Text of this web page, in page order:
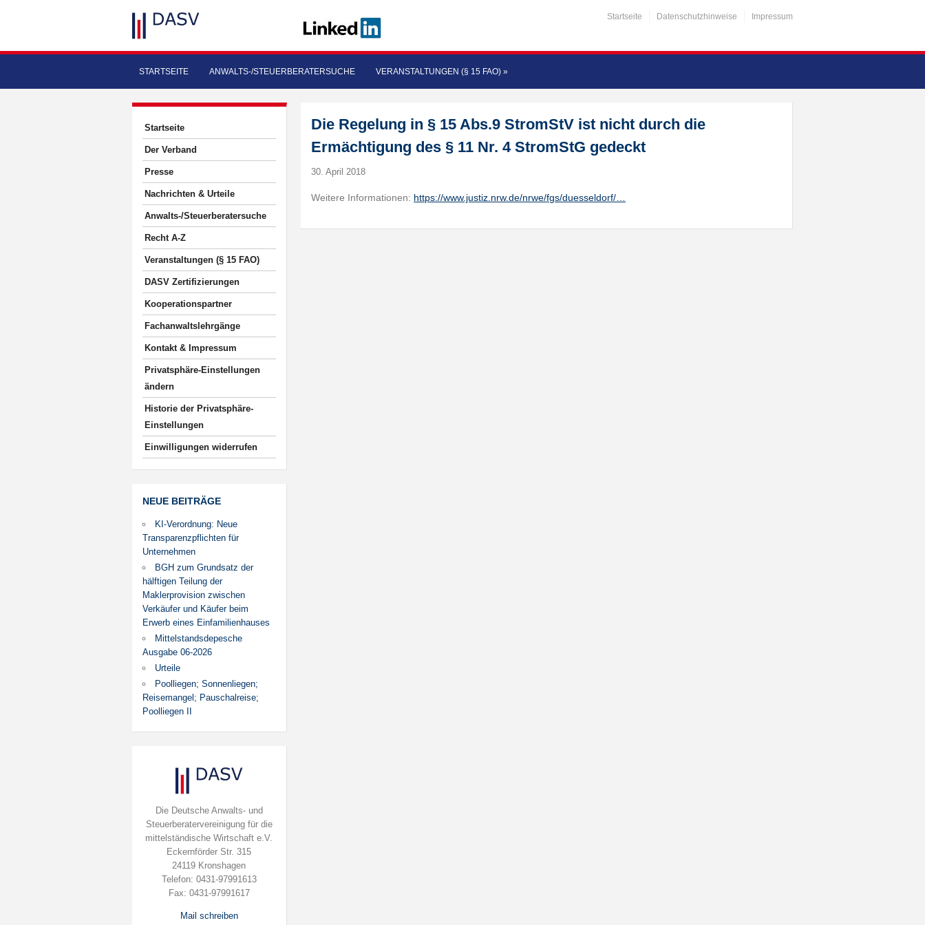
Startseite Datenschutzhinweise Impressum
STARTSEITE ANWALTS-/STEUERBERATERSUCHE VERANSTALTUNGEN (§ 15 FAO) »
Startseite
Der Verband
Presse
Nachrichten & Urteile
Anwalts-/Steuerberatersuche
Recht A-Z
Veranstaltungen (§ 15 FAO)
DASV Zertifizierungen
Kooperationspartner
Fachanwaltslehrgänge
Kontakt & Impressum
Privatsphäre-Einstellungen
ändern
Historie der Privatsphäre-
Einstellungen
Einwilligungen widerrufen
NEUE BEITRÄGE
KI-Verordnung: Neue
Transparenzpflichten für
Unternehmen
BGH zum Grundsatz der
hälftigen Teilung der
Maklerprovision zwischen
Verkäufer und Käufer beim
Erwerb eines Einfamilienhauses
Mittelstandsdepesche
Ausgabe 06-2026
Urteile
Poolliegen; Sonnenliegen;
Reisemangel; Pauschalreise;
Poolliegen II
Die Deutsche Anwalts- und
Steuerberatervereinigung für die
mittelständische Wirtschaft e.V.
Eckernförder Str. 315
24119 Kronshagen
Telefon: 0431-97991613
Fax: 0431-97991617
Mail schreiben
Die Regelung in § 15 Abs.9 StromStV ist nicht durch die
Ermächtigung des § 11 Nr. 4 StromStG gedeckt
30. April 2018
Weitere Informationen: https://www.justiz.nrw.de/nrwe/fgs/duesseldorf/…